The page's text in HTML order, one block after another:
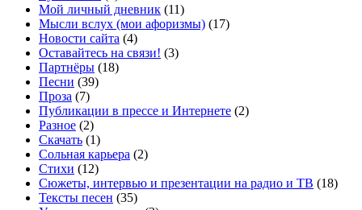
Мой личный дневник (11)
Мысли вслух (мои афоризмы) (17)
Новости сайта (4)
Оставайтесь на связи! (3)
Партнёры (18)
Песни (39)
Проза (7)
Публикации в прессе и Интернете (2)
Разное (2)
Скачать (1)
Сольная карьера (2)
Стихи (12)
Сюжеты, интервью и презентации на радио и ТВ (18)
Тексты песен (35)